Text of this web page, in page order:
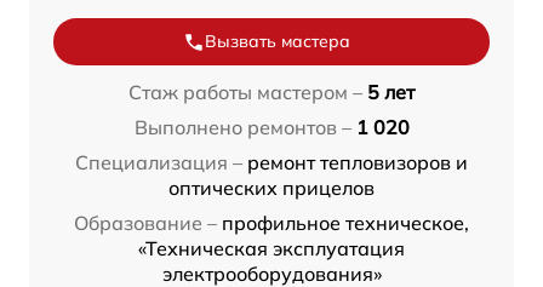
Вызвать мастера
Стаж работы мастером – 5 лет
Выполнено ремонтов – 1 020
Специализация – ремонт тепловизоров и
оптических прицелов
Образование – профильное техническое,
«Техническая эксплуатация
электрооборудования»